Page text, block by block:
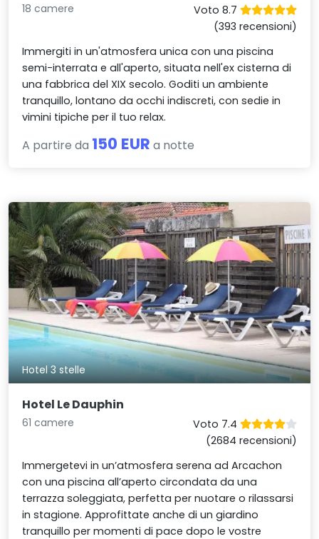
18 camere
Voto 8.7
(393 recensioni)
Immergiti in un'atmosfera unica con una piscina
semi-interrata e all'aperto, situata nell'ex cisterna di
una fabbrica del XIX secolo. Goditi un ambiente
tranquillo, lontano da occhi indiscreti, con sedie in
vimini tipiche per il tuo relax.
A partire da 150 EUR a notte
Hotel 3 stelle
Hotel Le Dauphin
61 camere
Voto 7.4
(2684 recensioni)
Immergetevi in un’atmosfera serena ad Arcachon
con una piscina all’aperto circondata da una
terrazza soleggiata, perfetta per nuotare o rilassarsi
in stagione. Approfittate anche di un giardino
tranquillo per momenti di pace dopo le vostre